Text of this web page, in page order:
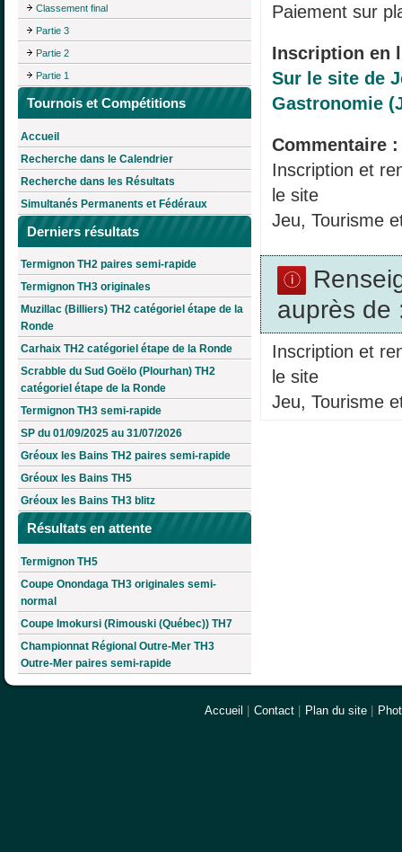
Classement final
Partie 3
Partie 2
Partie 1
Tournois et Compétitions
Accueil
Recherche dans le Calendrier
Recherche dans les Résultats
Simultanés Permanents et Fédéraux
Derniers résultats
Termignon TH2 paires semi-rapide
Termignon TH3 originales
Muzillac (Billiers) TH2 catégoriel étape de la
Ronde
Carhaix TH2 catégoriel étape de la Ronde
Scrabble du Sud Goëlo (Plourhan) TH2
catégoriel étape de la Ronde
Termignon TH3 semi-rapide
SP du 01/09/2025 au 31/07/2026
Gréoux les Bains TH2 paires semi-rapide
Gréoux les Bains TH5
Gréoux les Bains TH3 blitz
Résultats en attente
Termignon TH5
Coupe Onondaga TH3 originales semi-
normal
Coupe Imokursi (Rimouski (Québec)) TH7
Championnat Régional Outre-Mer TH3
Outre-Mer paires semi-rapide
Paiement sur
Inscription en
Sur le site de
Gastronomie
Commentaire :
Inscription et
le site
Jeu, Tourisme
auprès de
Inscription et
le site
Jeu, Tourisme
Accueil Contact Plan du site